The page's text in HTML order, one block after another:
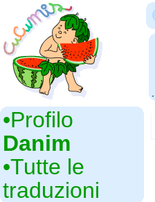
.
•‎Profilo
Danim
•‎Tutte le
traduzioni